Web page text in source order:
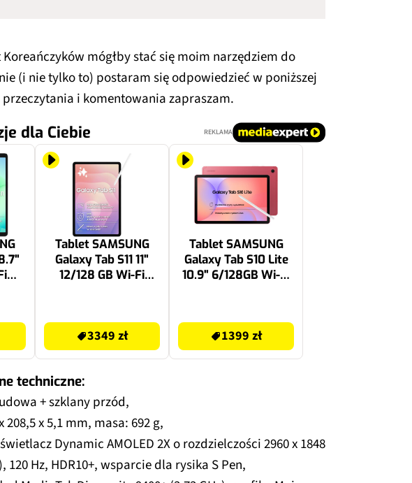
mógłby stać się moim narzędziem do
(i nie tylko to) postaram się odpowiedzieć w poniższej
i komentowania zapraszam.
dla Ciebie REKLAMA
Tablet SAMSUNG
Galaxy Tab S11 11"
12/128 GB Wi-Fi
3349 zł
Tablet SAMSUNG
Galaxy Tab S10 Lite
10.9" 6/128GB Wi-Fi
1399 zł
techniczne:
+ szklany przód,
208,5 x 5,1 mm, masa: 692 g,
Dynamic AMOLED 2X o rozdzielczości 2960 x 1848
120 Hz, HDR10+, wsparcie dla rysika S Pen,